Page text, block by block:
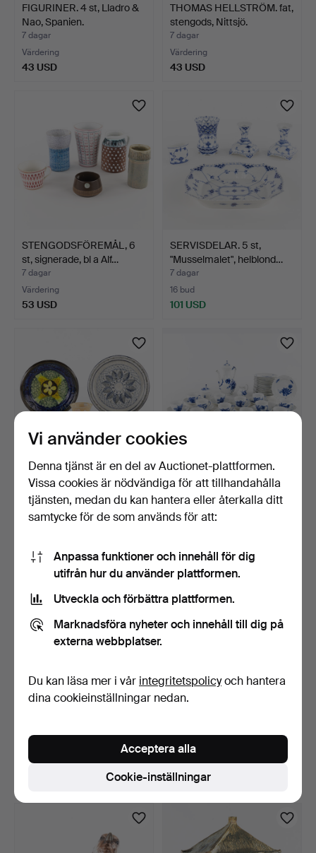
FIGURINER. 4 st, Lladro &
Nao, Spanien.
7 dagar
Värdering
43 USD
THOMAS HELLSTRÖM. fat,
stengods, Nittsjö.
7 dagar
Värdering
43 USD
STENGODSFÖREMÅL, 6
st, signerade, bl a Alf…
7 dagar
Värdering
53 USD
SERVISDELAR. 5 st,
"Musselmalet", helblond…
7 dagar
16 bud
101 USD
VASER, FAT, 4 delar,
stengods.
KAFFESERVIS. 44 delar,
"Blå Blomst", Royal…
7 dagar
form av fågel, sig…
1 bud
glaserat stengods, sig…
7 dagar
Värdering
43 USD
Vi använder cookies
Denna tjänst är en del av Auctionet-plattformen.
Vissa cookies är nödvändiga för att tillhandahålla
tjänsten, medan du kan hantera eller återkalla ditt
samtycke för de som används för att:
Anpassa funktioner och innehåll för dig
utifrån hur du använder plattformen.
Utveckla och förbättra plattformen.
Marknadsföra nyheter och innehåll till dig på
externa webbplatser.
Du kan läsa mer i vår integritetspolicyoch hantera
dina cookieinställningar nedan.
Cookie-inställningar
Acceptera alla